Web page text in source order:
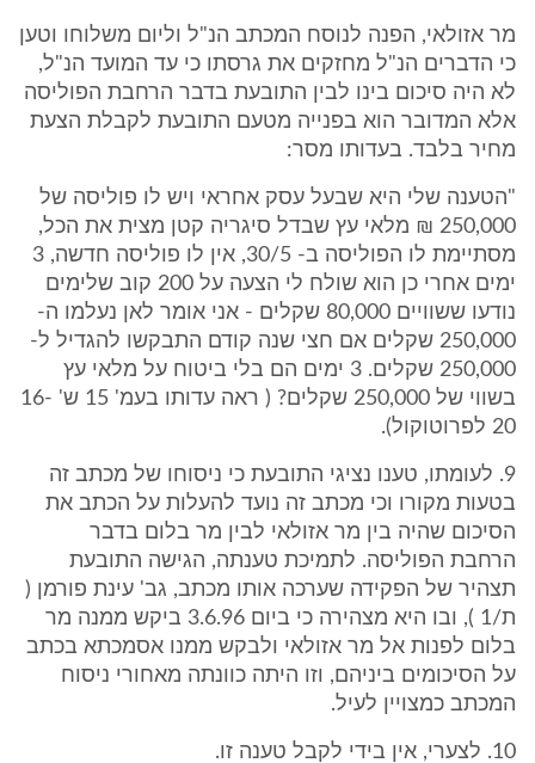
מר אזולאי, הפנה לנוסח המכתב הנ"ל וליום משלוחו וטען
כי הדברים הנ"ל מחזקים את גרסתו כי עד המועד הנ"ל,
לא היה סיכום בינו לבין התובעת בדבר הרחבת הפוליסה
אלא המדובר הוא בפנייה מטעם התובעת לקבלת הצעת
מחיר בלבד. בעדותו מסר:
"הטענה שלי היא שבעל עסק אחראי ויש לו פוליסה של
250,000 ₪ מלאי עץ שבדל סיגריה קטן מצית את הכל,
מסתיימת לו הפוליסה ב- 30/5, אין לו פוליסה חדשה, 3
ימים אחרי כן הוא שולח לי הצעה על 200 קוב שלימים
נודעו ששוויים 80,000 שקלים - אני אומר לאן נעלמו ה-
250,000 שקלים אם חצי שנה קודם התבקשו להגדיל ל-
250,000 שקלים. 3 ימים הם בלי ביטוח על מלאי עץ
בשווי של 250,000 שקלים? ( ראה עדותו בעמ' 15 ש' 16-
20 לפרוטוקול).
9. לעומתו, טענו נציגי התובעת כי ניסוחו של מכתב זה
בטעות מקורו וכי מכתב זה נועד להעלות על הכתב את
הסיכום שהיה בין מר אזולאי לבין מר בלום בדבר
הרחבת הפוליסה. לתמיכת טענתה, הגישה התובעת
תצהיר של הפקידה שערכה אותו מכתב, גב' עינת פורמן (
ת/1 ), ובו היא מצהירה כי ביום 3.6.96 ביקש ממנה מר
בלום לפנות אל מר אזולאי ולבקש ממנו אסמכתא בכתב
על הסיכומים ביניהם, וזו היתה כוונתה מאחורי ניסוח
המכתב כמצויין לעיל.
10. לצערי, אין בידי לקבל טענה זו.